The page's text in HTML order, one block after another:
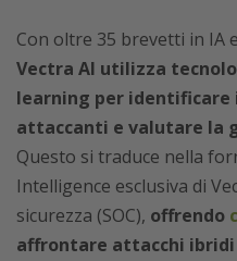
Con oltre 35 brevetti in IA
Vectra AI utilizza
learning per
attaccanti e valutare la
Questo si traduce nella
Intelligence esclusiva di
sicurezza (SOC), offrendo
affrontare attacchi ibridi